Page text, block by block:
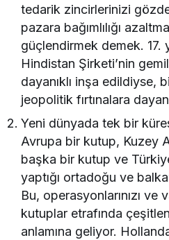
tedarik zincirlerinizi
pazara bağımlılığı
güçlendirmek demek. 17.
Hindistan Şirketi’nin
dayanıklı inşa edildiyse,
jeopolitik fırtınalara
Yeni dünyada tek bir
Avrupa bir kutup, Kuzey
başka bir kutup ve
yaptığı ortadoğu ve
Bu, operasyonlarınızı ve
kutuplar etrafında
anlamına geliyor.